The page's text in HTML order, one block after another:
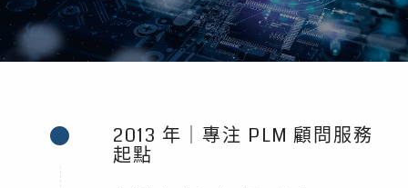
2013 年｜專注 PLM 顧問服務
起點